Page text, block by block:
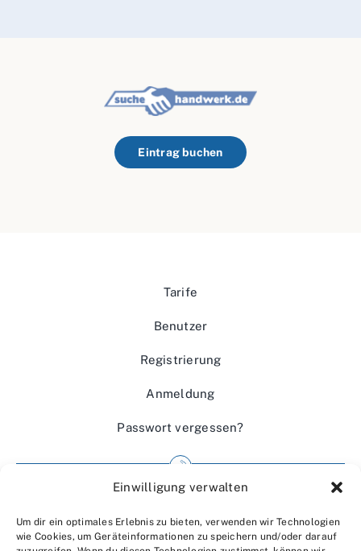
Einwilligung verwalten
Um dir ein optimales Erlebnis zu bieten, verwenden wir Technologien
wie Cookies, um Geräteinformationen zu speichern und/oder darauf
Eintrag buchen
Tarife
Benutzer
Registrierung
Anmeldung
Passwort vergessen?
Wir über uns